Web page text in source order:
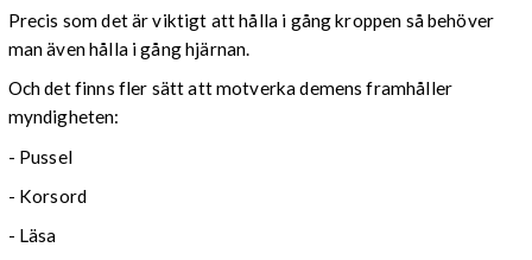
Precis som det är viktigt att hålla i gång kroppen så behöver
man även hålla i gång hjärnan.
Och det finns fler sätt att motverka demens framhåller
myndigheten:
- Pussel
- Korsord
- Läsa